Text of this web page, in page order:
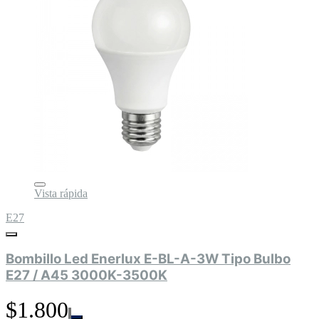
Vista rápida
E27
Bombillo Led Enerlux E-BL-A-3W Tipo Bulbo
E27 / A45 3000K-3500K
$1.800